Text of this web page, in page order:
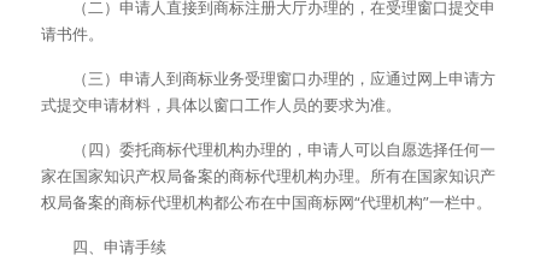
（二）申请人直接到商标注册大厅办理的，在受理窗口提交申
请书件。
（三）申请人到商标业务受理窗口办理的，应通过网上申请方
式提交申请材料，具体以窗口工作人员的要求为准。
（四）委托商标代理机构办理的，申请人可以自愿选择任何一
家在国家知识产权局备案的商标代理机构办理。所有在国家知识产
权局备案的商标代理机构都公布在中国商标网“代理机构”一栏中。
四、申请手续